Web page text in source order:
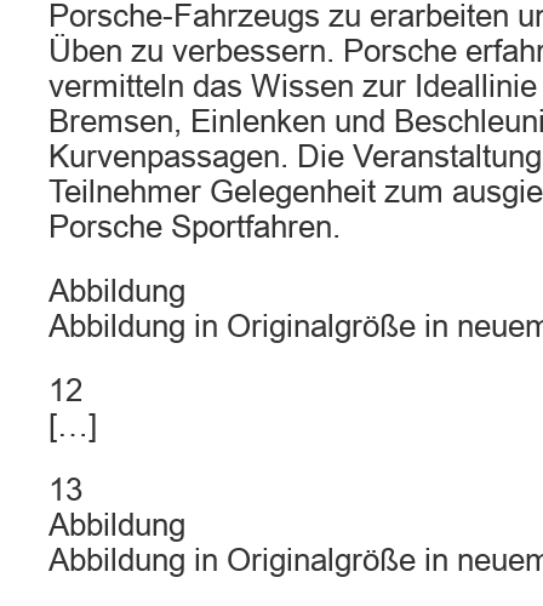
Porsche-Fahrzeugs zu erarbeiten
Üben zu verbessern. Porsche
vermitteln das Wissen zur
Bremsen, Einlenken und
Kurvenpassagen. Die
Teilnehmer Gelegenheit zum
Porsche Sportfahren.
Abbildung
Abbildung in Originalgröße in
12
[…]
13
Abbildung
Abbildung in Originalgröße in